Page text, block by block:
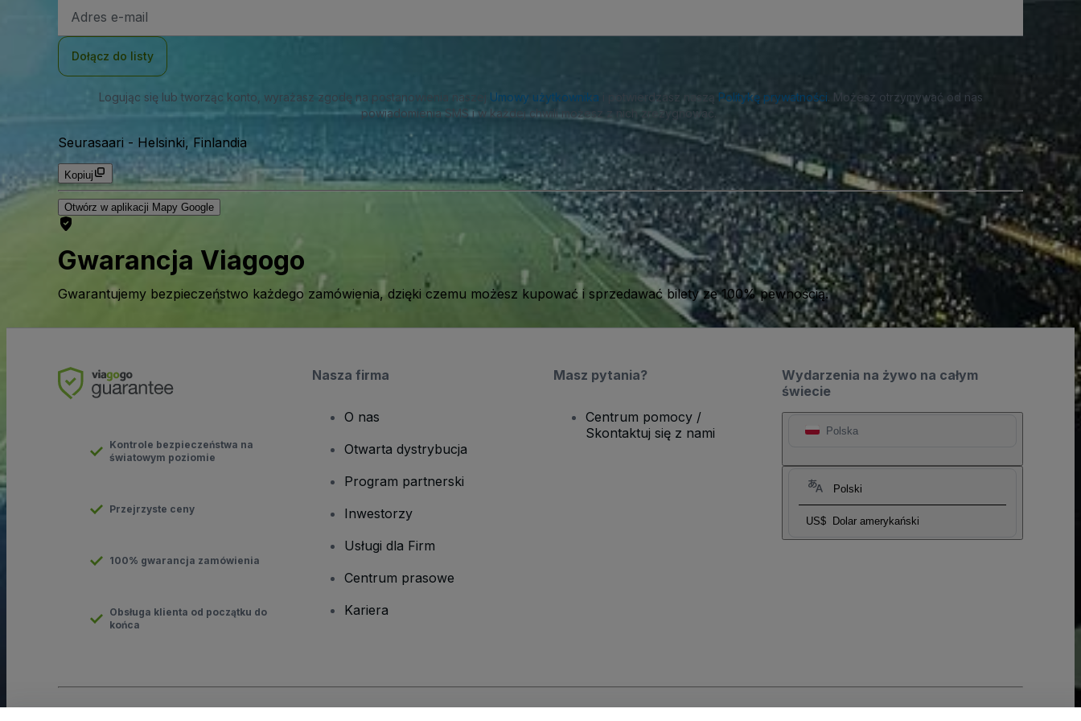
e-
Dołącz do listy
Logując się lub tworząc konto, wyrażasz zgodę na postanowienia naszej Umowy użytkownika i potwierdzasz naszą Politykę prywatności . Możesz otrzymywać od nas
powiadomienia SMS i w każdej chwili możesz z nich zrezygnować.
Seurasaari - Helsinki, Finlandia
Kopiuj
Otwórz w aplikacji Mapy Google
Gwarancja Viagogo
Gwarantujemy bezpieczeństwo każdego zamówienia, dzięki czemu możesz kupować i sprzedawać bilety ze 100% pewnością.
Wydarzenia na żywo na całym
świecie
Polska
Polski
US$ Dolar amerykański
Kontrole bezpieczeństwa na
światowym poziomie
Przejrzyste ceny
100% gwarancja zamówienia
Obsługa klienta od początku do
końca
Nasza firma
O nas
Otwarta dystrybucja
Program partnerski
Inwestorzy
Usługi dla Firm
Centrum prasowe
Kariera
Masz pytania?
Centrum pomocy /
Skontaktuj się z nami